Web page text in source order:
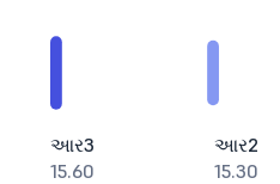
આર3
15.60
આર2
15.30